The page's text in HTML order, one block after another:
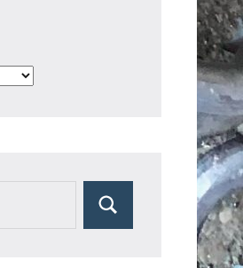
Suchen